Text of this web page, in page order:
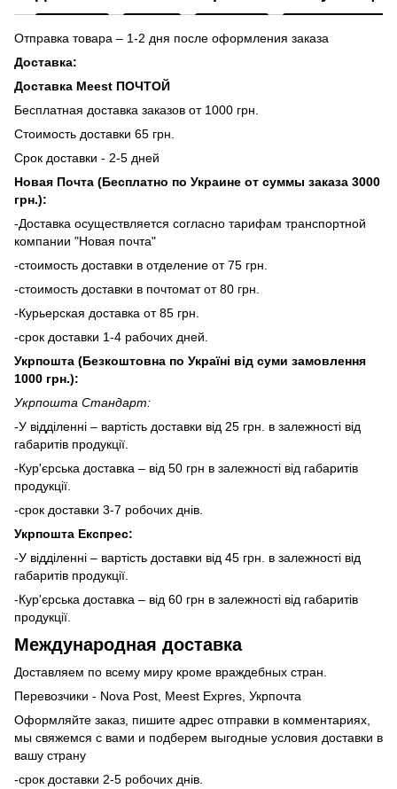
Отправка товара – 1-2 дня после оформления заказа
Доставка:
Доставка Meest ПОЧТОЙ
Бесплатная доставка заказов от 1000 грн.
Стоимость доставки 65 грн.
Срок доставки - 2-5 дней
Новая Почта (Бесплатно по Украине от суммы заказа 3000
грн.):
-Доставка осуществляется согласно тарифам транспортной
компании "Новая почта"
-стоимость доставки в отделение от 75 грн.
-стоимость доставки в почтомат от 80 грн.
-Курьерская доставка от 85 грн.
-срок доставки 1-4 рабочих дней.
Укрпошта (Безкоштовна по Україні від суми замовлення
1000 грн.):
Укрпошта Стандарт:
-У відділенні – вартість доставки від 25 грн. в залежності від
габаритів продукції.
-Кур'єрська доставка – від 50 грн в залежності від габаритів
продукції.
-срок доставки 3-7 робочих днів.
Укрпошта Експрес:
-У відділенні – вартість доставки від 45 грн. в залежності від
габаритів продукції.
-Кур'єрська доставка – від 60 грн в залежності від габаритів
продукції.
Международная доставка
Доставляем по всему миру кроме враждебных стран.
Перевозчики - Nova Post, Meest Expres, Укрпочта
Оформляйте заказ, пишите адрес отправки в комментариях,
мы свяжемся с вами и подберем выгодные условия доставки в
вашу страну
-срок доставки 2-5 робочих днів.